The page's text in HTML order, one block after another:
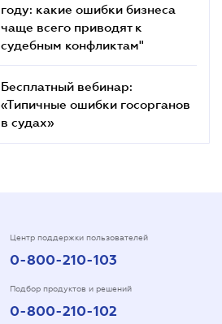
году: какие ошибки бизнеса
чаще всего приводят к
судебным конфликтам"
Бесплатный вебинар:
«Типичные ошибки госорганов
в судах»
Центр поддержки пользователей
0-800-210-103
Подбор продуктов и решений
0-800-210-102